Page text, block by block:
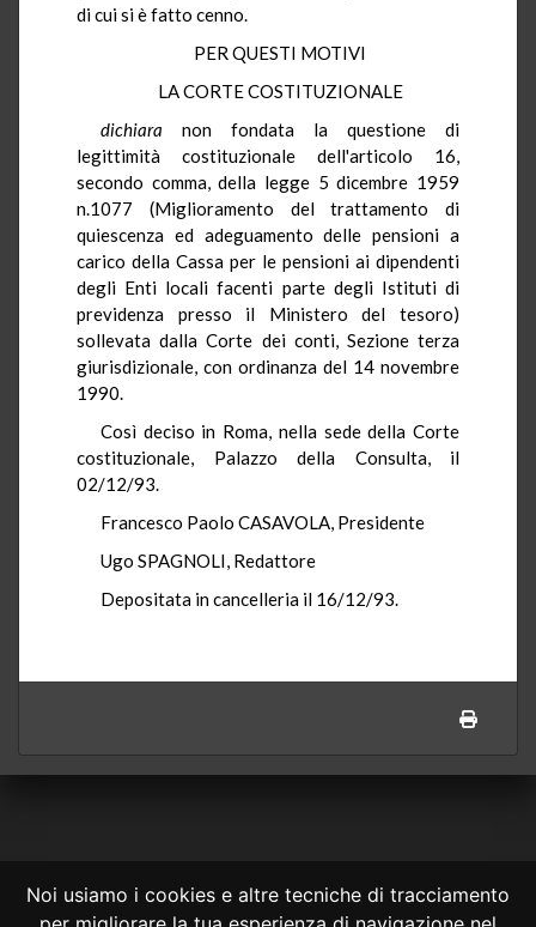
Noi usiamo i cookies e altre tecniche di tracciamento
di cui si è fatto cenno.
PER QUESTI MOTIVI
LA CORTE COSTITUZIONALE
dichiara non fondata la questione di
legittimità costituzionale dell'articolo 16,
secondo comma, della legge 5 dicembre 1959
n.1077 (Miglioramento del trattamento di
quiescenza ed adeguamento delle pensioni a
carico della Cassa per le pensioni ai dipendenti
degli Enti locali facenti parte degli Istituti di
previdenza presso il Ministero del tesoro)
sollevata dalla Corte dei conti, Sezione terza
giurisdizionale, con ordinanza del 14 novembre
1990.
Così deciso in Roma, nella sede della Corte
costituzionale, Palazzo della Consulta, il
02/12/93.
Francesco Paolo CASAVOLA, Presidente
Ugo SPAGNOLI, Redattore
Depositata in cancelleria il 16/12/93.